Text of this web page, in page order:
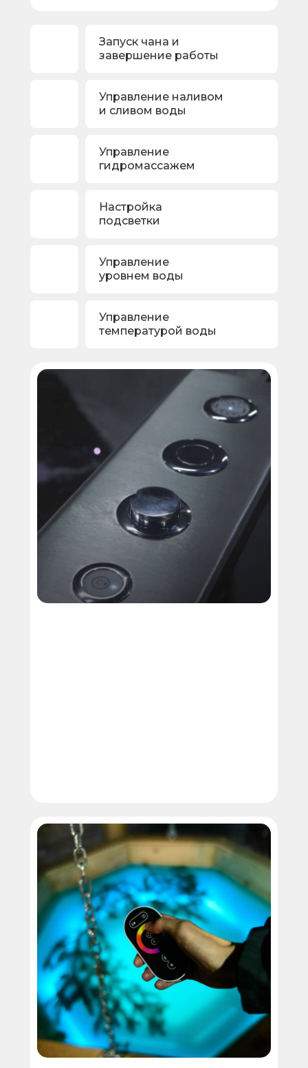
Запуск чана и
завершение работы
Управление наливом
и сливом воды
Управление
гидромассажем
Настройка
подсветки
Управление
уровнем воды
Управление
температурой воды